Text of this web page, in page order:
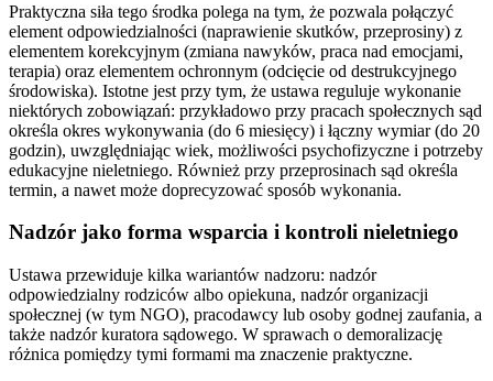
Praktyczna siła tego środka polega na tym, że pozwala połączyć
element odpowiedzialności (naprawienie skutków, przeprosiny) z
elementem korekcyjnym (zmiana nawyków, praca nad emocjami,
terapia) oraz elementem ochronnym (odcięcie od destrukcyjnego
środowiska). Istotne jest przy tym, że ustawa reguluje wykonanie
niektórych zobowiązań: przykładowo przy pracach społecznych sąd
określa okres wykonywania (do 6 miesięcy) i łączny wymiar (do 20
godzin), uwzględniając wiek, możliwości psychofizyczne i potrzeby
edukacyjne nieletniego. Również przy przeprosinach sąd określa
termin, a nawet może doprecyzować sposób wykonania.
Nadzór jako forma wsparcia i kontroli nieletniego
Ustawa przewiduje kilka wariantów nadzoru: nadzór
odpowiedzialny rodziców albo opiekuna, nadzór organizacji
społecznej (w tym NGO), pracodawcy lub osoby godnej zaufania, a
także nadzór kuratora sądowego. W sprawach o demoralizację
różnica pomiędzy tymi formami ma znaczenie praktyczne.